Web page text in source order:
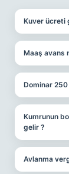
Kuver ücreti
Maaş avans
Dominar
Kumrunun
gelir ?
Avlanma